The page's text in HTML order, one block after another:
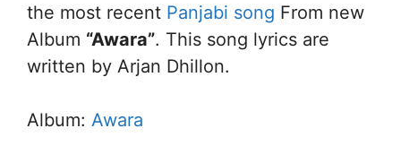
the most recent Panjabi song From new
Album “Awara”. This song lyrics are
written by Arjan Dhillon.
Album: Awara